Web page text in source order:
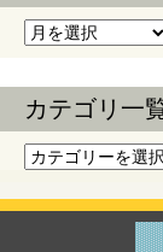
過去の記事
カテゴリ一
カテゴリ一覧